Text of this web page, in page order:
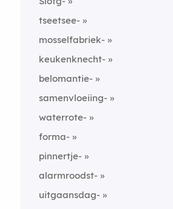
tseetsee-
mosselfabriek-
keukenknecht-
belomantie-
samenvloeiing-
waterrote-
forma-
pinnertje-
alarmroodst-
uitgaansdag-